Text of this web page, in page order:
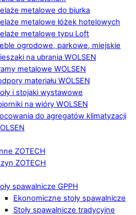
metalowe do biurka
metalowe łóżek hotelowych
metalowe typu Loft
ogrodowe, parkowe, miejskie
na ubrania WOLSEN
metalowe WOLSEN
materiału WOLSEN
i stojaki wystawowe
na wióry WOLSEN
do agregatów klimatyzacji
ZOTECH
ZOTECH
spawalnicze GPPH
Ekonomiczne stoły spawalnicze
Stoły spawalnicze tradycyjne